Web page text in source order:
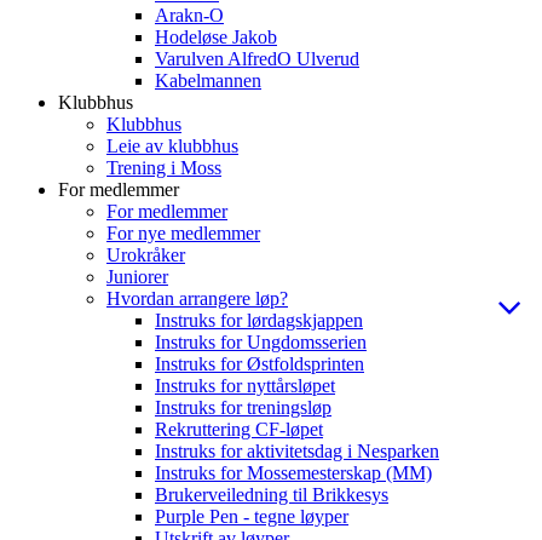
Arakn-O
Hodeløse Jakob
Varulven AlfredO Ulverud
Kabelmannen
Klubbhus
Klubbhus
Leie av klubbhus
Trening i Moss
For medlemmer
For medlemmer
For nye medlemmer
Urokråker
Juniorer
Hvordan arrangere løp?
Instruks for lørdagskjappen
Instruks for Ungdomsserien
Instruks for Østfoldsprinten
Instruks for nyttårsløpet
Instruks for treningsløp
Rekruttering CF-løpet
Instruks for aktivitetsdag i Nesparken
Instruks for Mossemesterskap (MM)
Brukerveiledning til Brikkesys
Purple Pen - tegne løyper